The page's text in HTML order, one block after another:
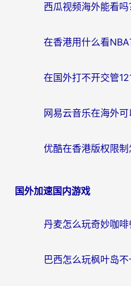
国外加速国内游戏